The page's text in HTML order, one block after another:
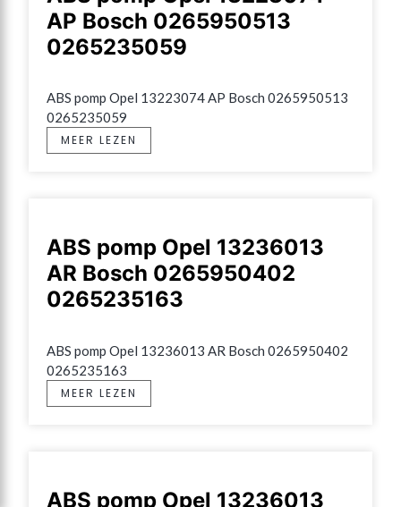
AP Bosch 0265950513
0265235059
ABS pomp Opel 13223074 AP Bosch 0265950513
0265235059
MEER LEZEN
ABS pomp Opel 13236013
AR Bosch 0265950402
0265235163
ABS pomp Opel 13236013 AR Bosch 0265950402
0265235163
MEER LEZEN
ABS pomp Opel 13236013